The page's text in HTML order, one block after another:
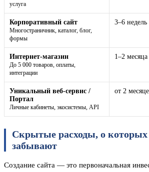
услуга
Корпоративный сайт
Многостраничник, каталог, блог,
формы
3–6 недель
Интернет-магазин
До 5 000 товаров, оплаты,
интеграции
1–2 месяца
Уникальный веб-сервис /
Портал
Личные кабинеты, экосистемы, API
от 2
Скрытые расходы, о которых
забывают
Создание сайта — это первоначальная